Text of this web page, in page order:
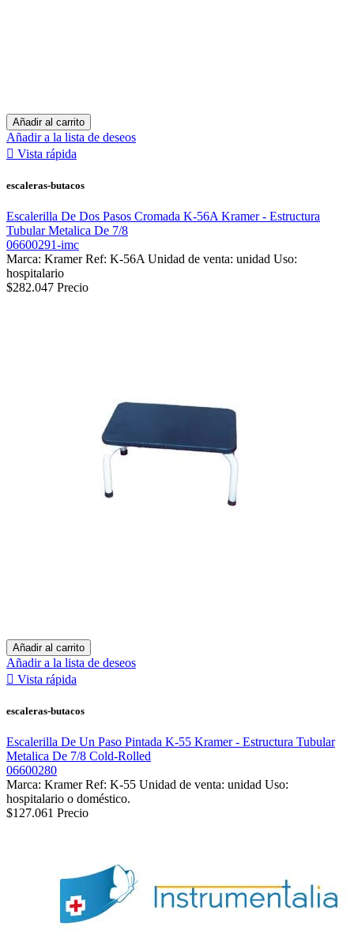
Añadir al carrito
Añadir a la lista de deseos
 Vista rápida
escaleras-butacos
Escalerilla De Dos Pasos Cromada K-56A Kramer - Estructura
Tubular Metalica De 7/8
06600291-imc
Marca: Kramer Ref: K-56A Unidad de venta: unidad Uso:
hospitalario
$282.047 Precio
Añadir al carrito
Añadir a la lista de deseos
 Vista rápida
escaleras-butacos
Escalerilla De Un Paso Pintada K-55 Kramer - Estructura Tubular
Metalica De 7/8 Cold-Rolled
06600280
Marca: Kramer Ref: K-55 Unidad de venta: unidad Uso:
hospitalario o doméstico.
$127.061 Precio